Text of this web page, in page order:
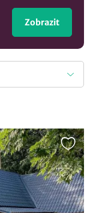
Zobrazit